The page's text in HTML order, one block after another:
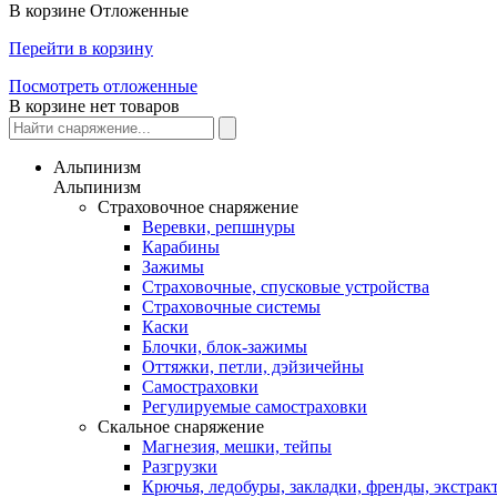
В корзине Отложенные
Перейти в корзину
Посмотреть отложенные
В корзине нет товаров
Альпинизм
Альпинизм
Страховочное снаряжение
Веревки, репшнуры
Карабины
Зажимы
Страховочные, спусковые устройства
Страховочные системы
Каски
Блочки, блок-зажимы
Оттяжки, петли, дэйзичейны
Самостраховки
Регулируемые самостраховки
Скальное снаряжение
Магнезия, мешки, тейпы
Разгрузки
Крючья, ледобуры, закладки, френды,